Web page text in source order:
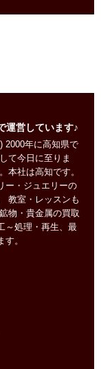
運営しています♪
2000年に高知県で
て今日に至りま
本社は高知です。
ー・ジュエリーの
教室・レッスンも
物・貴金属の買取
～処理・再生、最
。